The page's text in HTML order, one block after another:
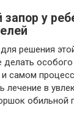
запор у
решения
самом
лечение в
обильной